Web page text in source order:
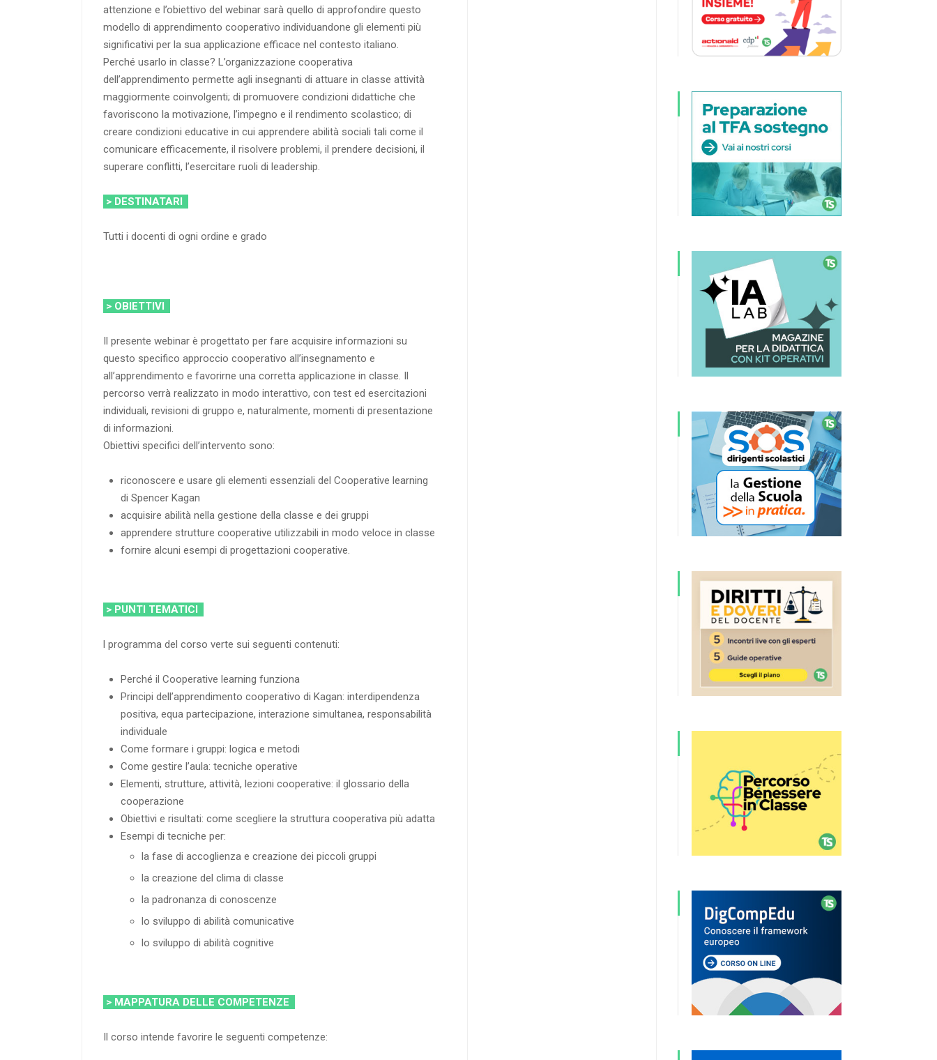
attenzione e l’obiettivo del webinar sarà quello di approfondire questo
modello di apprendimento cooperativo individuandone gli elementi più
significativi per la sua applicazione efficace nel contesto italiano.
Perché usarlo in classe? L’organizzazione cooperativa
dell’apprendimento permette agli insegnanti di attuare in classe attività
maggiormente coinvolgenti; di promuovere condizioni didattiche che
favoriscono la motivazione, l’impegno e il rendimento scolastico; di
creare condizioni educative in cui apprendere abilità sociali tali come il
comunicare efficacemente, il risolvere problemi, il prendere decisioni, il
superare conflitti, l’esercitare ruoli di leadership.
> DESTINATARI
Tutti i docenti di ogni ordine e grado
> OBIETTIVI
Il presente webinar è progettato per fare acquisire informazioni su
questo specifico approccio cooperativo all’insegnamento e
all’apprendimento e favorirne una corretta applicazione in classe. Il
percorso verrà realizzato in modo interattivo, con test ed esercitazioni
individuali, revisioni di gruppo e, naturalmente, momenti di presentazione
di informazioni.
Obiettivi specifici dell’intervento sono:
riconoscere e usare gli elementi essenziali del Cooperative learning
di Spencer Kagan
acquisire abilità nella gestione della classe e dei gruppi
apprendere strutture cooperative utilizzabili in modo veloce in classe
fornire alcuni esempi di progettazioni cooperative.
> PUNTI TEMATICI
l programma del corso verte sui seguenti contenuti:
Perché il Cooperative learning funziona
Principi dell’apprendimento cooperativo di Kagan: interdipendenza
positiva, equa partecipazione, interazione simultanea, responsabilità
individuale
Come formare i gruppi: logica e metodi
Come gestire l’aula: tecniche operative
Elementi, strutture, attività, lezioni cooperative: il glossario della
cooperazione
Obiettivi e risultati: come scegliere la struttura cooperativa più adatta
Esempi di tecniche per:
la fase di accoglienza e creazione dei piccoli gruppi
la creazione del clima di classe
la padronanza di conoscenze
lo sviluppo di abilità comunicative
lo sviluppo di abilità cognitive
> MAPPATURA DELLE COMPETENZE
Il corso intende favorire le seguenti competenze: